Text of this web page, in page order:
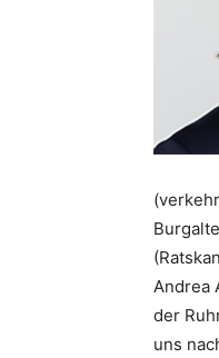
Andrea
der
uns